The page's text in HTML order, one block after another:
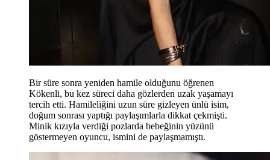
Bir süre sonra yeniden hamile olduğunu öğrenen
Kökenli, bu kez süreci daha gözlerden uzak yaşamayı
tercih etti. Hamileliğini uzun süre gizleyen ünlü isim,
doğum sonrası yaptığı paylaşımlarla dikkat çekmişti.
Minik kızıyla verdiği pozlarda bebeğinin yüzünü
göstermeyen oyuncu, ismini de paylaşmamıştı.